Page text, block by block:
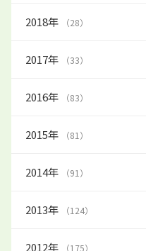
2018年 （28）
2017年 （33）
2016年 （83）
2015年 （81）
2014年 （91）
2013年 （124）
2012年 （175）